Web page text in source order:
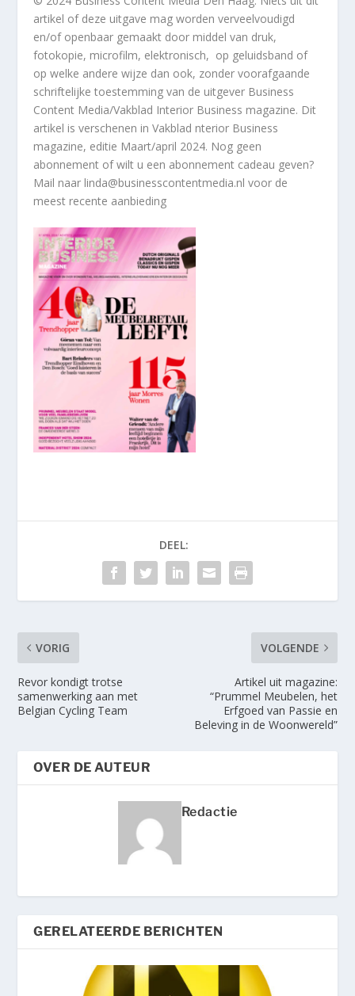
artikel of deze uitgave mag worden verveelvoudigd
en/of openbaar gemaakt door middel van druk,
fotokopie, microfilm, elektronisch, op geluidsband of
op welke andere wijze dan ook, zonder voorafgaande
schriftelijke toestemming van de uitgever Business
Content Media/Vakblad Interior Business magazine. Dit
artikel is verschenen in Vakblad nterior Business
magazine, editie Maart/april 2024. Nog geen
abonnement of wilt u een abonnement cadeau geven?
Mail naar linda@businesscontentmedia.nl voor de
meest recente aanbieding
DEEL:
VORIG
Revor kondigt trotse
samenwerking aan met
Belgian Cycling Team
VOLGENDE
Artikel uit magazine:
“Prummel Meubelen, het
Erfgoed van Passie en
Beleving in de Woonwereld”
OVER DE AUTEUR
Redactie
GERELATEERDE BERICHTEN